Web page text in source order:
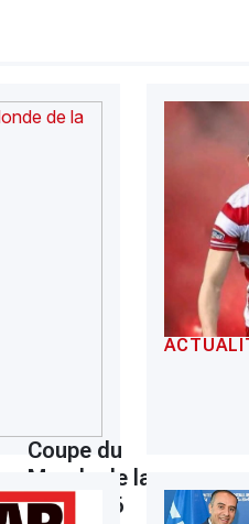
Coupe du
Monde de la
FIFA 2026